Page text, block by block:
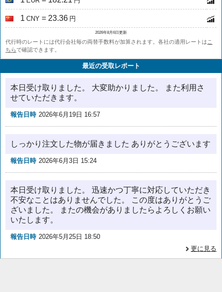
1 CNY = 23.36 円
2026年8月6日更新
代行時のレートには代行会社毎の両替手数料が加算されます。各社の適用レートは こ
ちらで確認できます。
最近の受取レポート
本日受け取りました。 大変助かりました。 また利用さ
せていただきます。
報告日時 2026年6月19日 16:57
しっかり注文した物が届きました ありがとうございます
報告日時 2026年6月3日 15:24
本日受け取りました。 迅速かつ丁寧に対応していただき
不安なことはありませんでした。 この度はありがとうご
ざいました。 またの機会がありましたらよろしくお願い
いたします。
報告日時 2026年5月25日 18:50
更に見る